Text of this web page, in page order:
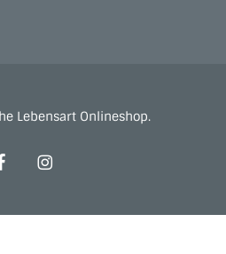
Lebensart Onlineshop.
instagram